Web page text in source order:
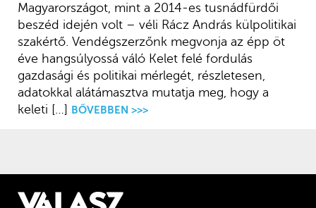
Magyarországot, mint a 2014-es tusnádfürdői
beszéd idején volt – véli Rácz András külpolitikai
szakértő. Vendégszerzőnk megvonja az épp öt
éve hangsúlyossá váló Kelet felé fordulás
gazdasági és politikai mérlegét, részletesen,
adatokkal alátámasztva mutatja meg, hogy a
keleti […]
BŐVEBBEN >>>